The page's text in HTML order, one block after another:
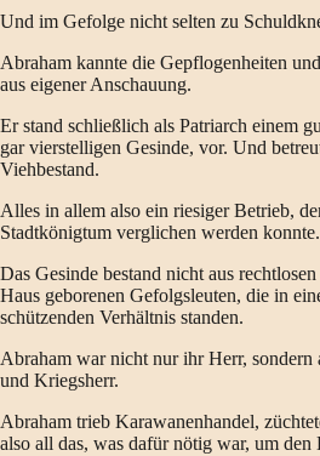
Und im Gefolge nicht selten zu
Abraham kannte die Gepflogenheiten
aus eigener Anschauung.
Er stand schließlich als Patriarch einem
gar vierstelligen Gesinde, vor. Und
Viehbestand.
Alles in allem also ein riesiger Betrieb,
Stadtkönigtum verglichen werden konnte.
Das Gesinde bestand nicht aus
Haus geborenen Gefolgsleuten, die in
schützenden Verhältnis standen.
Abraham war nicht nur ihr Herr, sondern
und Kriegsherr.
Abraham trieb Karawanenhandel,
also all das, was dafür nötig war, um den